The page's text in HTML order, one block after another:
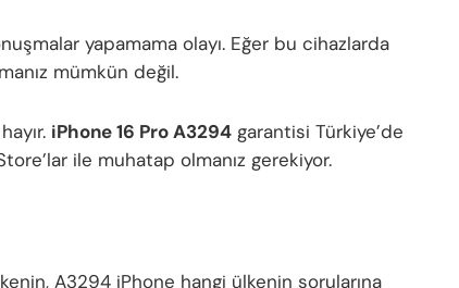
yapamama olayı. Eğer bu cihazlarda
mümkün değil.
iPhone 16 Pro A3294 garantisi Türkiye’de
ile muhatap olmanız gerekiyor.
A3294 iPhone hangi ülkenin sorularına